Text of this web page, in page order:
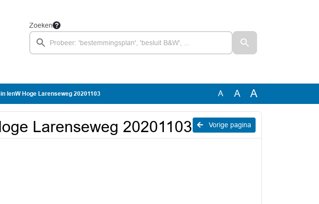
Zoeken
IenW Hoge Larenseweg 20201103 A A A
Vorige pagina
Larenseweg 20201103